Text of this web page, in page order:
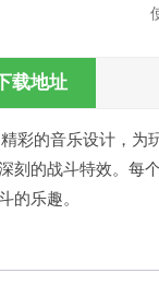
载地址
彩的音乐设计，为
刻的战斗特效。每
的乐趣。